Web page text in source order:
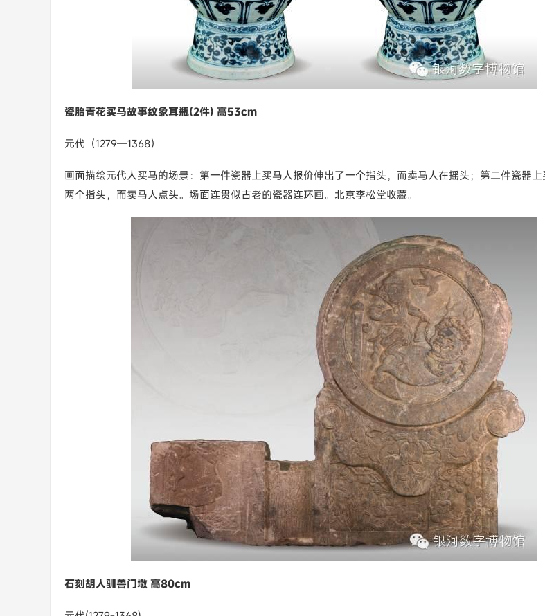
瓷胎青花买马故事纹象耳瓶(2件) 高53cm
元代（1279—1368）
画面描绘元代人买马的场景：第一件瓷器上买马人报价伸出了一个指头，而卖马人在摇头；第二件瓷器
两个指头，而卖马人点头。场面连贯似古老的瓷器连环画。北京李松堂收藏。
石刻胡人驯兽门墩 高80cm